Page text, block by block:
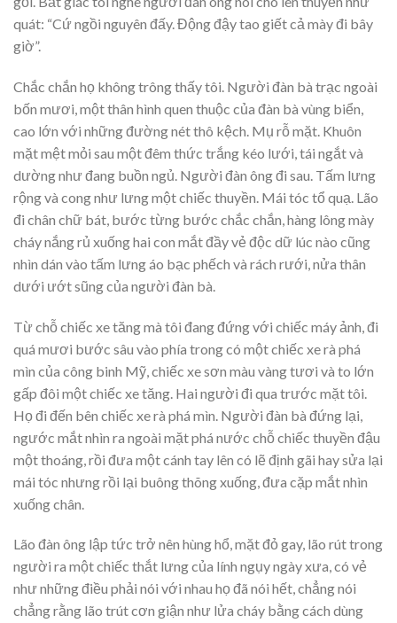
quát: “Cứ ngồi nguyên đấy. Động đậy tao giết cả mày đi bây
giờ”.
Chắc chắn họ không trông thấy tôi. Người đàn bà trạc ngoài
bốn mươi, một thân hình quen thuộc của đàn bà vùng biển,
cao lớn với những đường nét thô kệch. Mụ rỗ mặt. Khuôn
mặt mệt mỏi sau một đêm thức trắng kéo lưới, tái ngắt và
dường như đang buồn ngủ. Người đàn ông đi sau. Tấm lưng
rộng và cong như lưng một chiếc thuyền. Mái tóc tổ quạ. Lão
đi chân chữ bát, bước từng bước chắc chắn, hàng lông mày
cháy nắng rủ xuống hai con mắt đầy vẻ độc dữ lúc nào cũng
nhìn dán vào tấm lưng áo bạc phếch và rách rưới, nửa thân
dưới ướt sũng của người đàn bà.
Từ chỗ chiếc xe tăng mà tôi đang đứng với chiếc máy ảnh, đi
quá mươi bước sâu vào phía trong có một chiếc xe rà phá
mìn của công binh Mỹ, chiếc xe sơn màu vàng tươi và to lớn
gấp đôi một chiếc xe tăng. Hai người đi qua trước mặt tôi.
Họ đi đến bên chiếc xe rà phá mìn. Người đàn bà đứng lại,
ngước mắt nhìn ra ngoài mặt phá nước chỗ chiếc thuyền đậu
một thoáng, rồi đưa một cánh tay lên có lẽ định gãi hay sửa lại
mái tóc nhưng rồi lại buông thõng xuống, đưa cặp mắt nhìn
xuống chân.
Lão đàn ông lập tức trở nên hùng hổ, mặt đỏ gay, lão rút trong
người ra một chiếc thắt lưng của lính ngụy ngày xưa, có vẻ
như những điều phải nói với nhau họ đã nói hết, chẳng nói
chẳng rằng lão trút cơn giận như lửa cháy bằng cách dùng